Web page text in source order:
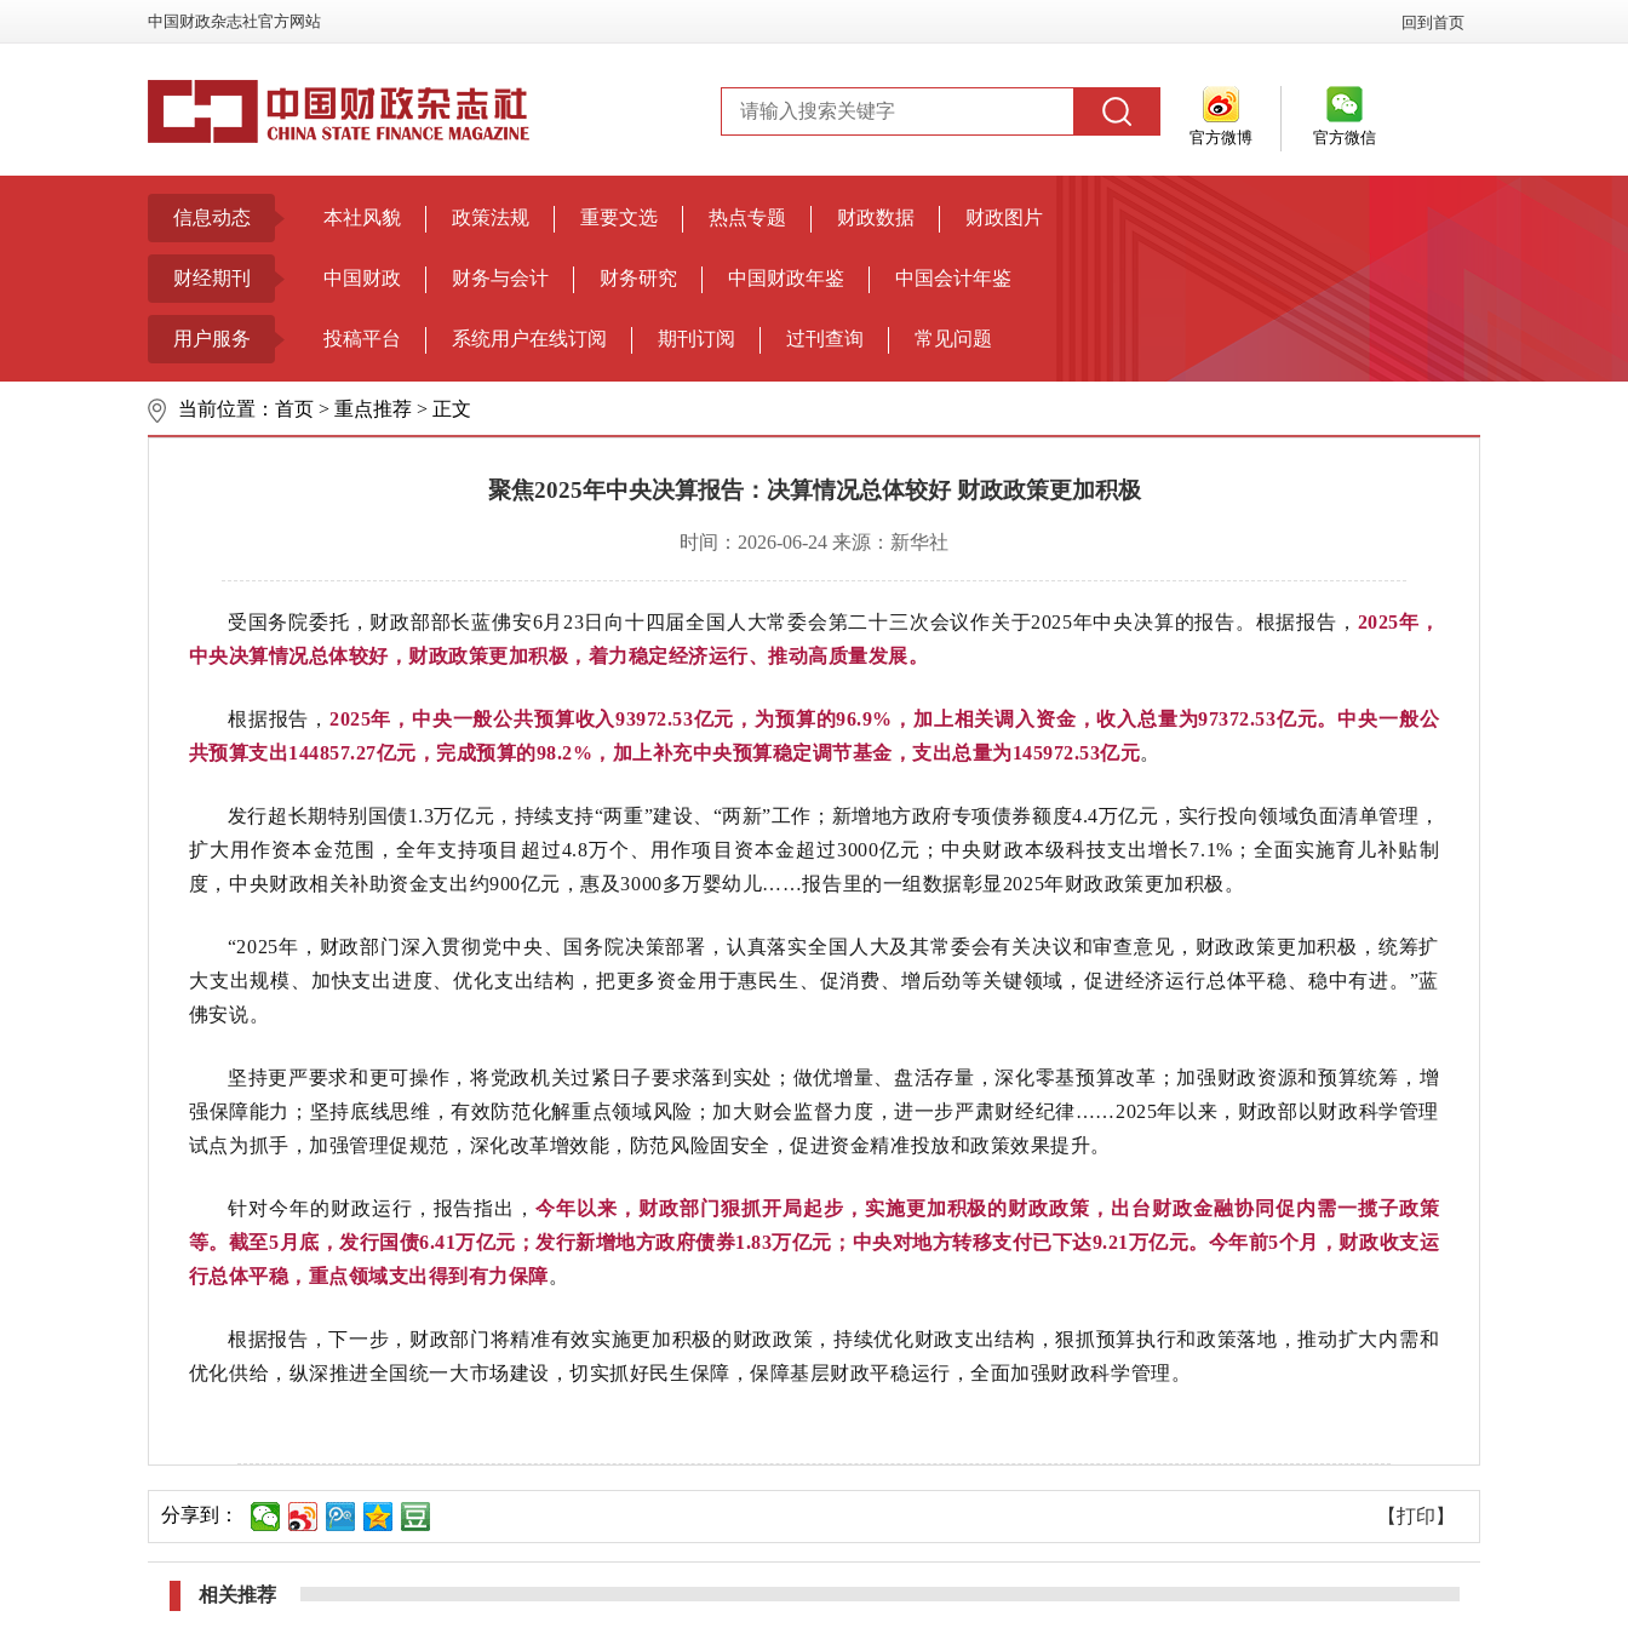
中国财政杂志社官方网站 回到首页
官方微博 官方微信
信息动态 本社风貌 政策法规 重要文选 热点专题 财政数据 财政图片
财经期刊 中国财政 财务与会计 财务研究 中国财政年鉴 中国会计年鉴
用户服务 投稿平台 系统用户在线订阅 期刊订阅 过刊查询 常见问题
当前位置： 首页 > 重点推荐 > 正文
聚焦2025年中央决算报告：决算情况总体较好 财政政策更加积极
时间：2026-06-24 来源：新华社
受国务院委托，财政部部长蓝佛安6月23日向十四届全国人大常委会第二十三次会议作关于2025年中央决算的报告。根据报告， 2025年，
中央决算情况总体较好，财政政策更加积极，着力稳定经济运行、推动高质量发展。
根据报告，2025年，中央一般公共预算收入93972.53亿元，为预算的96.9%，加上相关调入资金，收入总量为97372.53亿元。中央一般公
共预算支出144857.27亿元，完成预算的98.2%，加上补充中央预算稳定调节基金，支出总量为145972.53亿元。
发行超长期特别国债1.3万亿元，持续支持“两重”建设、“两新”工作；新增地方政府专项债券额度4.4万亿元，实行投向领域负面清单管理，
扩大用作资本金范围，全年支持项目超过4.8万个、用作项目资本金超过3000亿元；中央财政本级科技支出增长7.1%；全面实施育儿补贴制
度，中央财政相关补助资金支出约900亿元，惠及3000多万婴幼儿……报告里的一组数据彰显2025年财政政策更加积极。
“2025年，财政部门深入贯彻党中央、国务院决策部署，认真落实全国人大及其常委会有关决议和审查意见，财政政策更加积极，统筹扩
大支出规模、加快支出进度、优化支出结构，把更多资金用于惠民生、促消费、增后劲等关键领域，促进经济运行总体平稳、稳中有进。”蓝
佛安说。
坚持更严要求和更可操作，将党政机关过紧日子要求落到实处；做优增量、盘活存量，深化零基预算改革；加强财政资源和预算统筹，增
强保障能力；坚持底线思维，有效防范化解重点领域风险；加大财会监督力度，进一步严肃财经纪律……2025年以来，财政部以财政科学管理
试点为抓手，加强管理促规范，深化改革增效能，防范风险固安全，促进资金精准投放和政策效果提升。
针对今年的财政运行，报告指出，今年以来，财政部门狠抓开局起步，实施更加积极的财政政策，出台财政金融协同促内需一揽子政策
等。截至5月底，发行国债6.41万亿元；发行新增地方政府债券1.83万亿元；中央对地方转移支付已下达9.21万亿元。今年前5个月，财政收支运
行总体平稳，重点领域支出得到有力保障。
根据报告，下一步，财政部门将精准有效实施更加积极的财政政策，持续优化财政支出结构，狠抓预算执行和政策落地，推动扩大内需和
优化供给，纵深推进全国统一大市场建设，切实抓好民生保障，保障基层财政平稳运行，全面加强财政科学管理。
分享到： 【打印】
相关推荐